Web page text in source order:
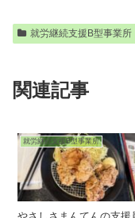
就労継続支援B型事業所
関連記事
就労継続支援B型事業所